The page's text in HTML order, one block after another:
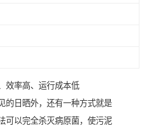
率高、运行成本低
的日晒外，还有一种方式就是
可以完全杀灭病原菌，使污泥